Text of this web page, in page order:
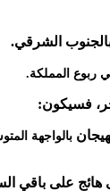
الشرقي.
ربوع المملكة.
فسيكون:
بالواجهة
هائج على باقي